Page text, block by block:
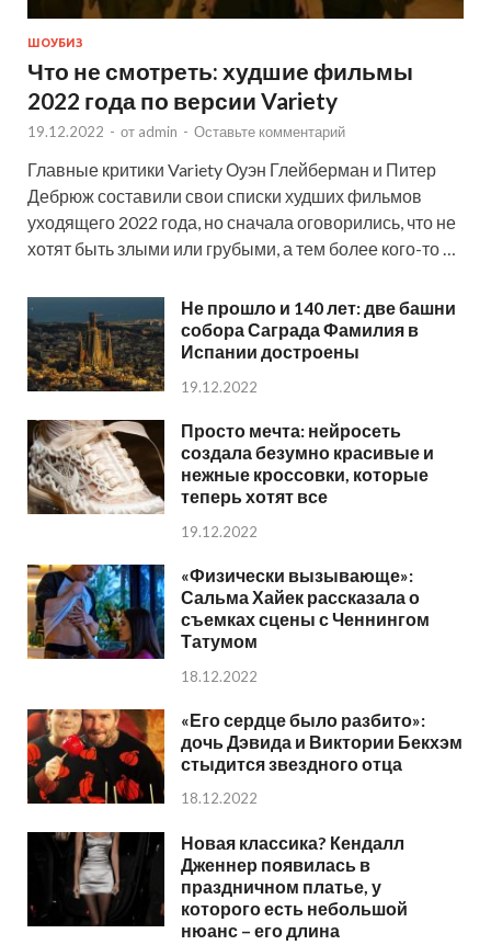
ШОУБИЗ
Что не смотреть: худшие фильмы
2022 года по версии Variety
19.12.2022 - от admin - Оставьте комментарий
Главные критики Variety Оуэн Глейберман и Питер
Дебрюж составили свои списки худших фильмов
уходящего 2022 года, но сначала оговорились, что не
хотят быть злыми или грубыми, а тем более кого-то …
Не прошло и 140 лет: две башни
собора Саграда Фамилия в
Испании достроены
19.12.2022
Просто мечта: нейросеть
создала безумно красивые и
нежные кроссовки, которые
теперь хотят все
19.12.2022
«Физически вызывающе»:
Сальма Хайек рассказала о
съемках сцены с Ченнингом
Татумом
18.12.2022
«Его сердце было разбито»:
дочь Дэвида и Виктории Бекхэм
стыдится звездного отца
18.12.2022
Новая классика? Кендалл
Дженнер появилась в
праздничном платье, у
которого есть небольшой
нюанс – его длина